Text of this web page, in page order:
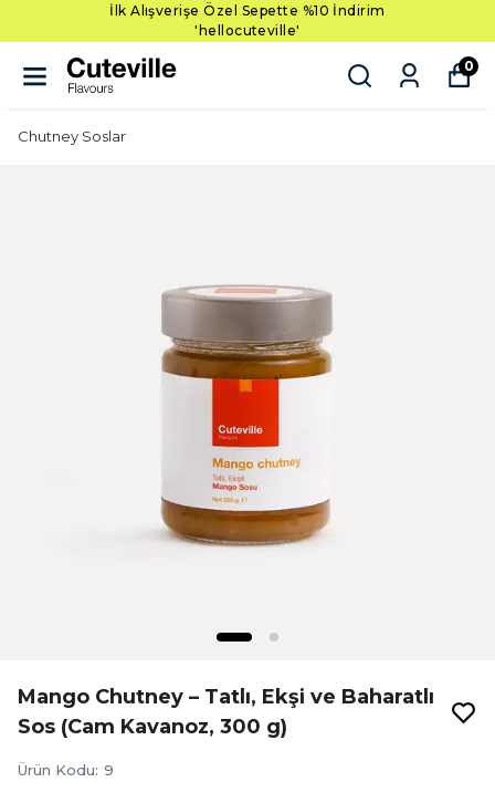
İlk Alışverişe Özel Sepette %10 İndirim
'hellocuteville'
0
Chutney Soslar
Mango Chutney – Tatlı, Ekşi ve Baharatlı
Sos (Cam Kavanoz, 300 g)
Ürün Kodu: 9